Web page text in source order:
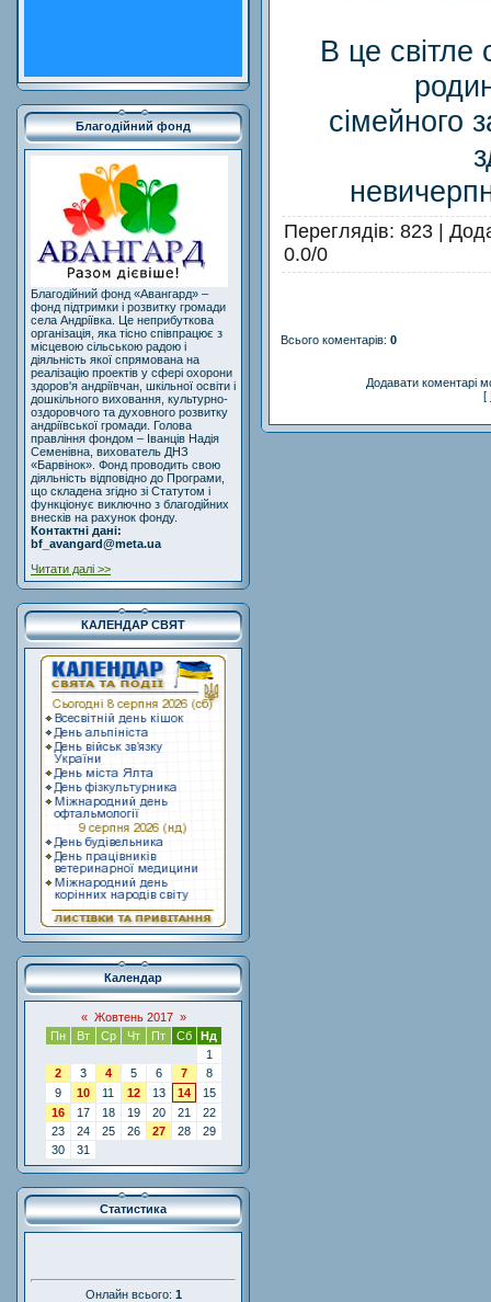
Благодійний фонд
Благодійний фонд «Авангард» –
фонд підтримки і розвитку громади
села Андріївка. Це неприбуткова
організація, яка тісно співпрацює з
місцевою сільською радою і
діяльність якої спрямована на
реалізацію проектів у сфері охорони
здоров'я андріївчан, шкільної освіти і
дошкільного виховання, культурно-
оздоровчого та духовного розвитку
андріївської громади. Голова
правління фондом – Іванців Надія
Семенівна, вихователь ДНЗ
«Барвінок». Фонд проводить свою
діяльність відповідно до Програми,
що складена згідно зі Статутом і
функціонує виключно з благодійних
внесків на рахунок фонду.
Контактні дані:
bf_avangard@meta.ua
Читати далі >>
КАЛЕНДАР СВЯТ
Календар
« Жовтень 2017 »
Пн
Вт Ср Чт Пт Сб
Нд
1
2
3 4 5 6 7
8
9
10 11 12 13 14
15
16
17 18 19 20 21
22
23
24 25 26 27 28
29
30
31
Статистика
Онлайн всього: 1
В це
сімейного
Переглядів: 823 |
0.0/0
Всього коментарів: 0
Додавати коментарі
[